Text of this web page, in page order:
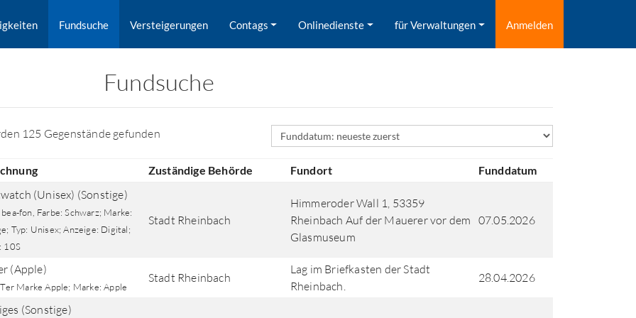
Fundsuche Versteigerungen Contags Onlinedienste für Verwaltungen Anmelden
Fundsuche
nach Orten gesucht.
125 Gegenstände gefunden Sortierfeld
Zuständige Behörde Fundort Funddatum
(Unisex) (Sonstige)
fon, Farbe: Schwarz; Marke:
Typ: Unisex; Anzeige: Digital;
10S
Stadt Rheinbach
Himmeroder Wall 1, 53359
Rheinbach Auf der Mauerer vor dem
Glasmuseum
07.05.2026
(Apple)
Marke Apple; Marke: Apple
Stadt Rheinbach
Lag im Briefkasten der Stadt
Rheinbach.
28.04.2026
(Sonstige)